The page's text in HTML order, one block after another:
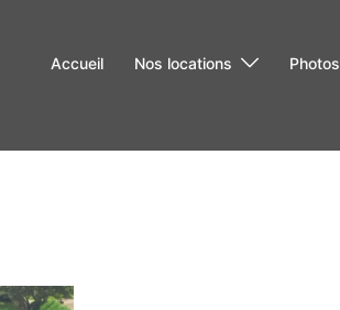
Accueil Nos locations Photos